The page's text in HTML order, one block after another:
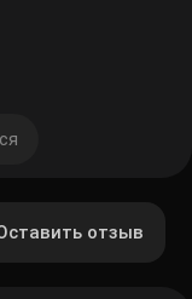
отзыв